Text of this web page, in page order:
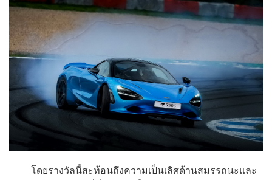
โดยรางวัลนี้สะท้อนถึงความเป็นเลิศด้านสมรรถนะและ